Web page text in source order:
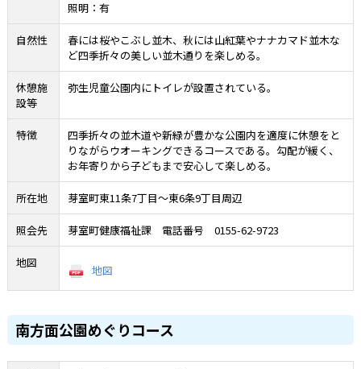
照明：有
自然性
春には桜やこぶし並木、秋には山紅葉やナナカマド並木な
ど四季折々の美しい並木通りを楽しめる。
休憩施
設等
弥生児童公園内にトイレが設置されている。
特徴
四季折々の並木道や新緑が豊かな公園内を適度に休憩をと
りながらウオーキングできるコースである。勾配が緩く、
お年寄りから子どもまで安心して楽しめる。
所在地 芽室町東11条7丁目～東6条9丁目周辺
照会先 芽室町健康福祉課 電話番号 0155-62-9723
地図
地図
南方面公園めぐりコース